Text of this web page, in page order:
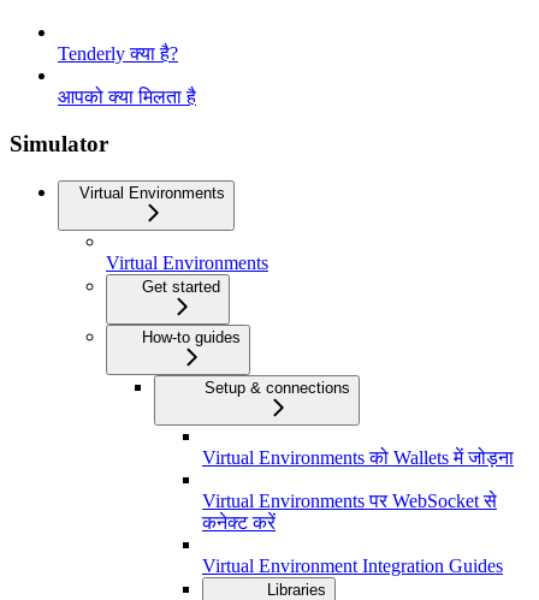
Tenderly क्या है?
आपको क्या मिलता है
Simulator
Virtual Environments
Virtual Environments
Get started
How-to guides
Setup & connections
Virtual Environments को Wallets में जोड़ना
Virtual Environments पर WebSocket से
कनेक्ट करें
Virtual Environment Integration Guides
Libraries